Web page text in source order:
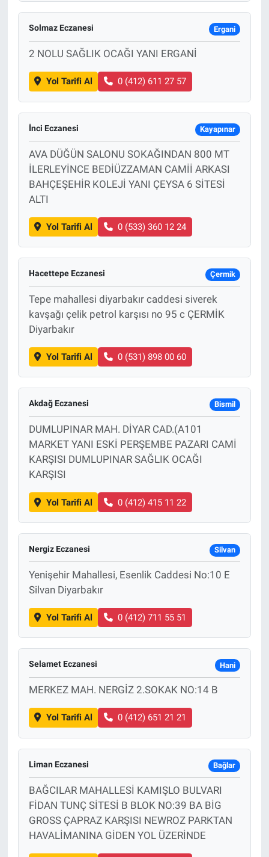
Solmaz Eczanesi Ergani
2 NOLU SAĞLIK OCAĞI YANI ERGANİ
Yol Tarifi Al 0 (412) 611 27 57
İnci Eczanesi Kayapınar
AVA DÜĞÜN SALONU SOKAĞINDAN 800 MT
İLERLEYİNCE BEDİÜZZAMAN CAMİİ ARKASI
BAHÇEŞEHİR KOLEJİ YANI ÇEYSA 6 SİTESİ
ALTI
Yol Tarifi Al 0 (533) 360 12 24
Hacettepe Eczanesi Çermik
Tepe mahallesi diyarbakır caddesi siverek
kavşağı çelik petrol karşısı no 95 c ÇERMİK
Diyarbakır
Yol Tarifi Al 0 (531) 898 00 60
Akdağ Eczanesi Bismil
DUMLUPINAR MAH. DİYAR CAD.(A101
MARKET YANI ESKİ PERŞEMBE PAZARI CAMİ
KARŞISI DUMLUPINAR SAĞLIK OCAĞI
KARŞISI
Yol Tarifi Al 0 (412) 415 11 22
Nergiz Eczanesi Silvan
Yenişehir Mahallesi, Esenlik Caddesi No:10 E
Silvan Diyarbakır
Yol Tarifi Al 0 (412) 711 55 51
Selamet Eczanesi Hani
MERKEZ MAH. NERGİZ 2.SOKAK NO:14 B
Yol Tarifi Al 0 (412) 651 21 21
Liman Eczanesi Bağlar
BAĞCILAR MAHALLESİ KAMIŞLO BULVARI
FİDAN TUNÇ SİTESİ B BLOK NO:39 BA BİG
GROSS ÇAPRAZ KARŞISI NEWROZ PARKTAN
HAVALİMANINA GİDEN YOL ÜZERİNDE